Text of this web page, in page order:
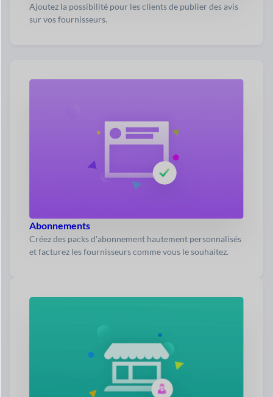
Ajoutez la possibilité pour les clients de publier des avis
sur vos fournisseurs.
Abonnements
Créez des packs d'abonnement hautement personnalisés
et facturez les fournisseurs comme vous le souhaitez.